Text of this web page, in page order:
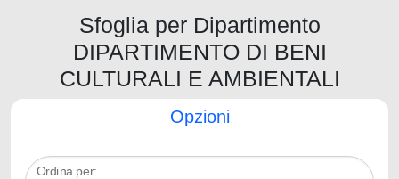
Sfoglia per Dipartimento
DIPARTIMENTO DI BENI
CULTURALI E AMBIENTALI
Opzioni
Ordina per: